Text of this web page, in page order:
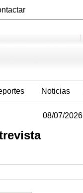
Noticias
08/07/2026